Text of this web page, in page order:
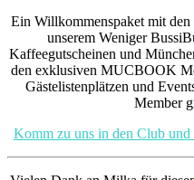
Ein Willkommenspaket mit
unserem Weniger
Kaffeegutscheinen und
den exklusiven MUCBOOK
Gästelistenplätzen und
Member
Komm zu uns in den Club